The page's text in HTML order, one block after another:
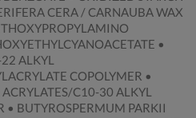
CERA / CARNAUBA WAX
•
ALKYL
COPOLYMER •
C10-30 ALKYL
• BUTYROSPERMUM PARKII